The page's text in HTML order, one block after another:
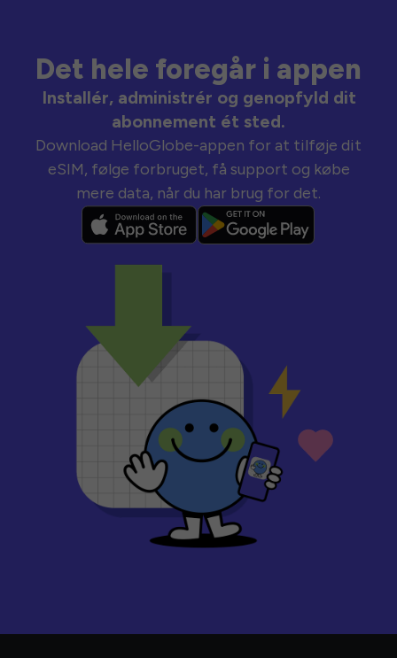
Det hele foregår i appen
Installér, administrér og genopfyld dit
abonnement ét sted.
Download HelloGlobe-appen for at tilføje dit
eSIM, følge forbruget, få support og købe
mere data, når du har brug for det.